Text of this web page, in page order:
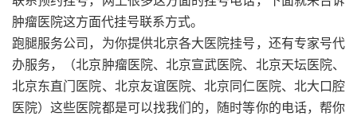
肿瘤医院这方面代挂号联系方式。
跑腿服务公司，为你提供北京各大医院挂号，还有专家号代
办服务，（北京肿瘤医院、北京宣武医院、北京天坛医院、
北京东直门医院、北京友谊医院、北京同仁医院、北大口腔
医院）这些医院都是可以找我们的，随时等你的电话，帮你